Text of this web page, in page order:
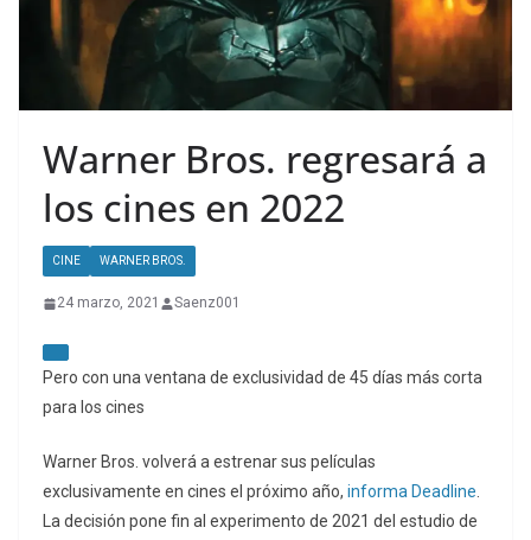
Warner Bros. regresará a
los cines en 2022
CINE WARNER BROS.
24 marzo, 2021 Saenz001
Pero con una ventana de exclusividad de 45 días más corta
para los cines
Warner Bros. volverá a estrenar sus películas
exclusivamente en cines el próximo año, informa Deadline
La decisión pone fin al experimento de 2021 del estudio de